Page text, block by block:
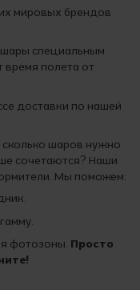
мировых брендов
специальным
время полета от
доставки по нашей
сколько шаров нужно
сочетаются? Наши
Мы поможем:
фотозоны. Просто